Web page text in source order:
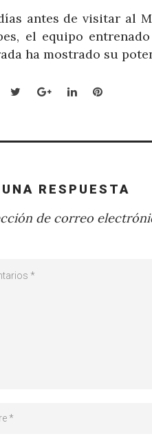
antes de visitar al
el equipo
ha mostrado su
TwitterGoogle+LinkedInPinterest
RESPUESTA
de correo